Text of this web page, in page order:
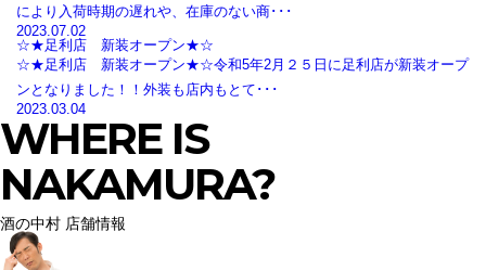
により入荷時期の遅れや、在庫のない商･･･
2023.07.02
☆★足利店 新装オープン★☆
☆★足利店 新装オープン★☆令和5年2月２５日に足利店が新装オープ
ンとなりました！！外装も店内もとて･･･
2023.03.04
WHERE IS
NAKAMURA?
酒の中村 店舗情報